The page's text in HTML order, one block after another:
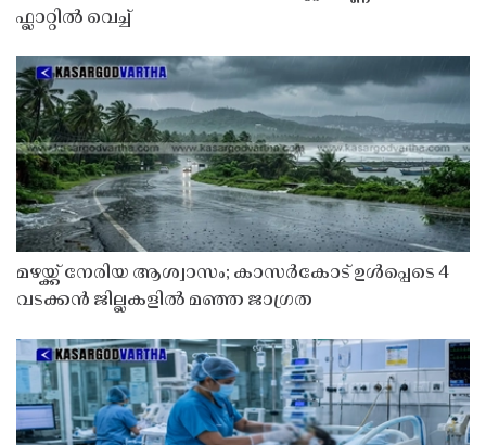
ഫ്ലാറ്റിൽ വെച്ച്
മഴയ്ക്ക് നേരിയ ആശ്വാസം; കാസർകോട് ഉൾപ്പെടെ 4
വടക്കൻ ജില്ലകളിൽ മഞ്ഞ ജാഗ്രത